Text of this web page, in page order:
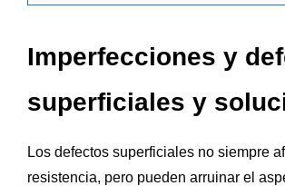
Imperfecciones y
superficiales y
Los defectos superficiales no siempre
resistencia, pero pueden arruinar el